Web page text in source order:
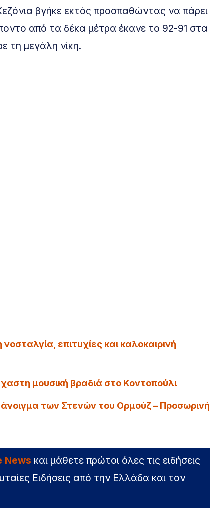
βγήκε εκτός προσπαθώντας να πάρει
από τα δέκα μέτρα έκανε το 92-91 στα
τη μεγάλη νίκη.
επιτυχίες και καλοκαιρινή
μουσική βραδιά στο Κοντοπούλι
των Στενών του Ορμούζ – Προσωρινή
News και μάθετε πρώτοι όλες τις ειδήσεις
Ειδήσεις από την Ελλάδα και τον